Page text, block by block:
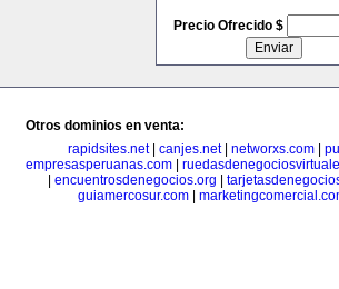
Precio Ofrecido $
Otros dominios en venta:
rapidsites.net| canjes.net| networxs.com
empresasperuanas.com
encuentrosdenegocios.org
guiamercosur.com